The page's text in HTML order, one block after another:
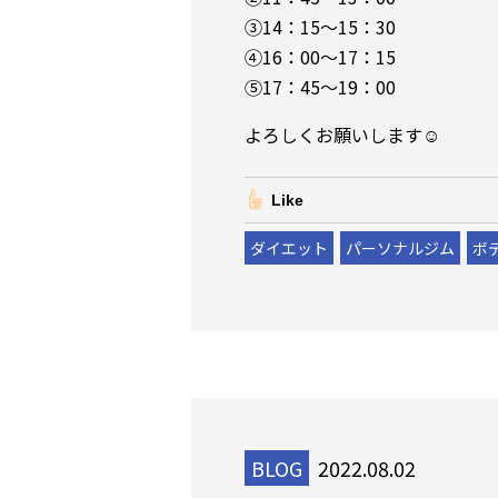
③14：15～15：30
④16：00～17：15
⑤17：45～19：00
よろしくお願いします☺
Like
ダイエット パーソナルジム ボ
BLOG 2022.08.02